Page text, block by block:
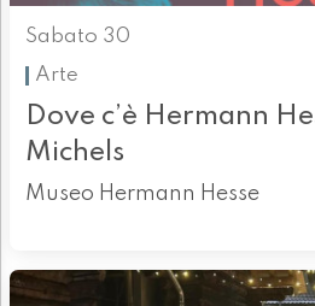
Sabato 30
Arte
Dove c’è Hermann
Michels
Museo Hermann Hesse